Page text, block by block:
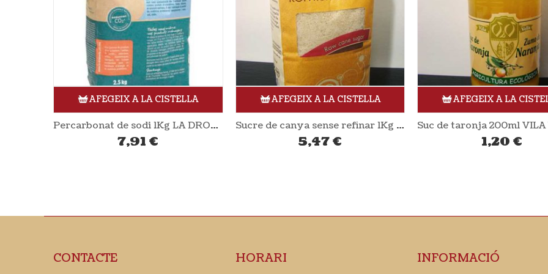
AFEGEIX A LA CISTELLA
Sucre de canya sense refinar 1Kg NATURATA
5,47€
AFEGEIX A LA CISTELLA
Suc de taronja 200ml VILA VELLA (CAL VALLS)
1,20€
AFEGEIX A LA
Anous 1Kg
8,95€
CONTACTE HORARI INFORMACIÓ